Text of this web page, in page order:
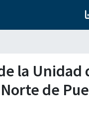
la Unidad
de